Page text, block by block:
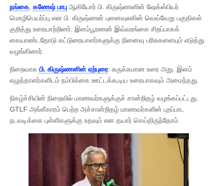
நங்கை கணேஷ் பாபு ஆகியோர் பி. கிருஷ்ணனின் ஷேக்ஸ்பியர்
மொழிபெயர்ப்பு என பி. கிருஷ்ணன் புனைவுலகின் வெவ்வேறு பகுதிகள்
குறித்து உரையாற்றினர். இளம்பூரணன் இவ்வரங்கை சிறப்பாகக்
கையாண்டதோடு கட்டுரையாளர்களுக்கு நினைவு பரிசுகளையும் எடுத்து
வழங்கினார்.
நிறைவாக பி. கிருஷ்ணனின் ஏற்புரை. சுருக்கமான உரை அது. இளம்
எழுத்தாளர்களிடம் நம்பிக்கை ஊட்டக்கூடிய உரையாகவும் அமைந்தது.
நிகழ்ச்சியின் நிறைவில் மாணவர்களுக்குச் சான்றிதழ் வழங்கப்பட்டது.
GTLF அங்கீகாரம் பெற்ற அச்சான்றிதழ் மாணவர்களின் புறப்பாட
நடவடிக்கை புள்ளிகளுக்கு உதவும் என தயார் செய்திருந்தோம்.